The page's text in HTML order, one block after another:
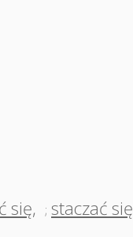
się, ; staczać się